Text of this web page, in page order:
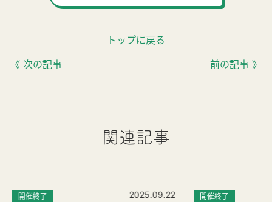
《 次の記事
トップに戻る
前の記事 》
関連記事
開催終了 2025.09.22 開催終了